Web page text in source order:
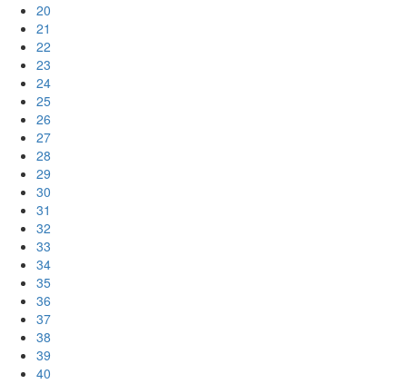
20
21
22
23
24
25
26
27
28
29
30
31
32
33
34
35
36
37
38
39
40